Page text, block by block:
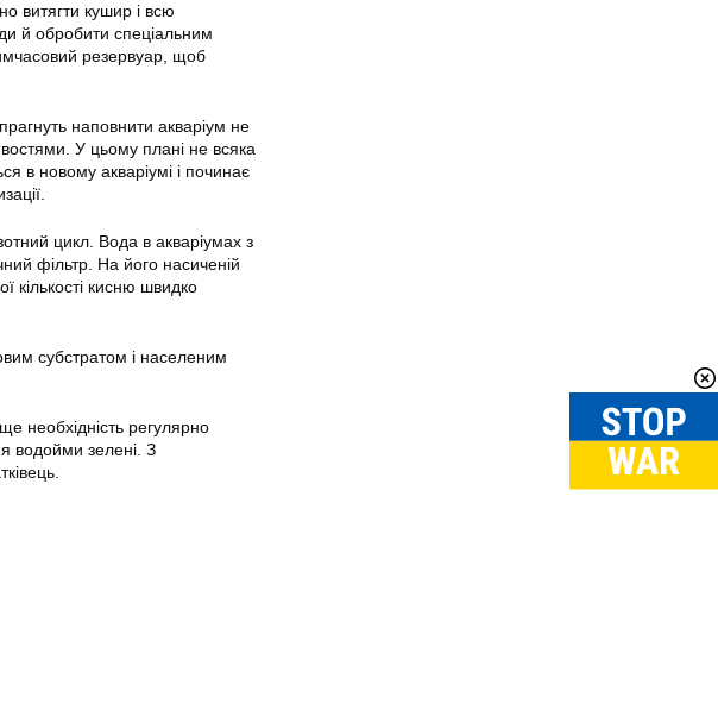
витягти кушир і всю
й обробити спеціальним
резервуар, щоб
наповнити акваріум не
У цьому плані не всяка
в новому акваріумі і починає
цикл. Вода в акваріумах з
фільтр. На його насиченій
кількості кисню швидко
субстратом і населеним
необхідність регулярно
водойми зелені. З